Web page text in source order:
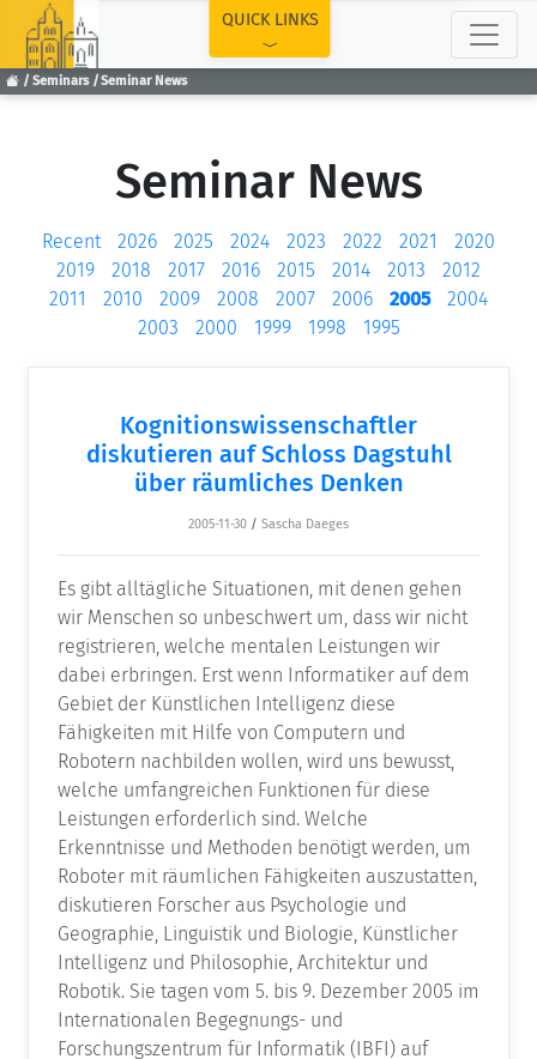
Seminars Seminar News
QUICK LINKS
Seminar News
Recent 2026 2025 2024 2023 2022 2021
2020
2019
2018 2017 2016 2015 2014 2013
2012
2011
2010 2009 2008 2007 2006 2005
2004
2003
2000 1999 1998 1995
Kognitionswissenschaftler
diskutieren auf Schloss Dagstuhl
über räumliches Denken
2005-11-30 / Sascha Daeges
Es gibt alltägliche Situationen, mit denen gehen
wir Menschen so unbeschwert um, dass wir nicht
registrieren, welche mentalen Leistungen wir
dabei erbringen. Erst wenn Informatiker auf dem
Gebiet der Künstlichen Intelligenz diese
Fähigkeiten mit Hilfe von Computern und
Robotern nachbilden wollen, wird uns bewusst,
welche umfangreichen Funktionen für diese
Leistungen erforderlich sind. Welche
Erkenntnisse und Methoden benötigt werden, um
Roboter mit räumlichen Fähigkeiten auszustatten,
diskutieren Forscher aus Psychologie und
Geographie, Linguistik und Biologie, Künstlicher
Intelligenz und Philosophie, Architektur und
Robotik. Sie tagen vom 5. bis 9. Dezember 2005 im
Internationalen Begegnungs- und
Forschungszentrum für Informatik (IBFI) auf